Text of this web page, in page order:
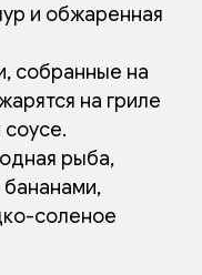
и обжаренная
собранные на
на гриле
соусе.
рыба,
соленое